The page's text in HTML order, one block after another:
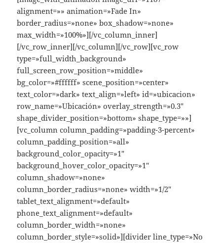
alignment=»» animation=»Fade In»
border_radius=»none» box_shadow=»none»
max_width=»100%»][/vc_column_inner]
[/vc_row_inner][/vc_column][/vc_row][vc_row
type=»full_width_background»
full_screen_row_position=»middle»
bg_color=»#ffffff» scene_position=»center»
text_color=»dark» text_align=»left» id=»ubicacion»
row_name=»Ubicación» overlay_strength=»0.3″
shape_divider_position=»bottom» shape_type=»»]
[vc_column column_padding=»padding-3-percent»
column_padding_position=»all»
background_color_opacity=»1″
background_hover_color_opacity=»1″
column_shadow=»none»
column_border_radius=»none» width=»1/2″
tablet_text_alignment=»default»
phone_text_alignment=»default»
column_border_width=»none»
column_border_style=»solid»][divider line_type=»No